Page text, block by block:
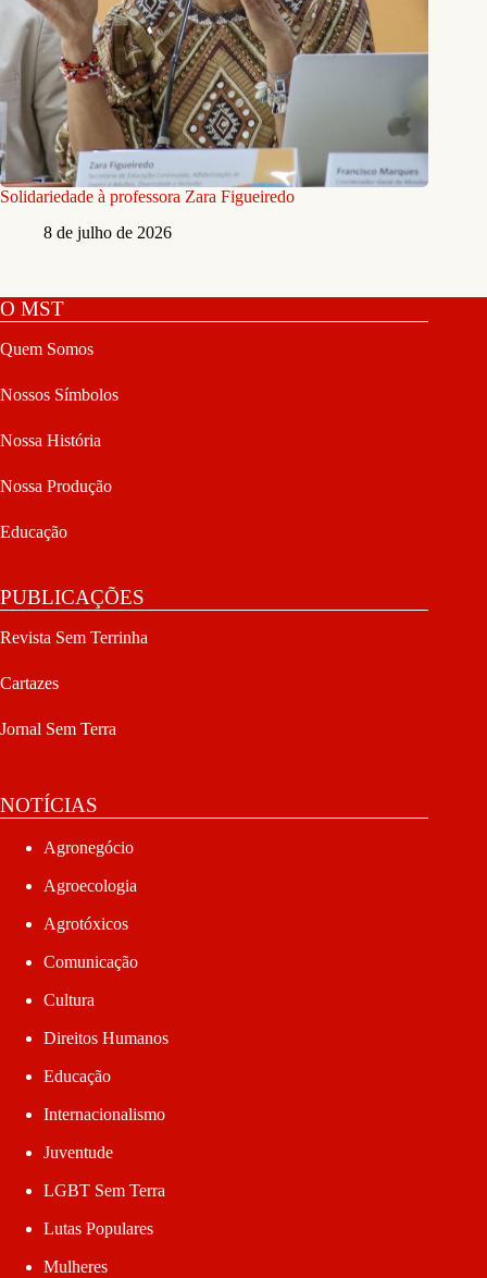
Solidariedade à professora Zara Figueiredo
8 de julho de 2026
O MST
Quem Somos
Nossos Símbolos
Nossa História
Nossa Produção
Educação
PUBLICAÇÕES
Revista Sem Terrinha
Cartazes
Jornal Sem Terra
NOTÍCIAS
Agronegócio
Agroecologia
Agrotóxicos
Comunicação
Cultura
Direitos Humanos
Educação
Internacionalismo
Juventude
LGBT Sem Terra
Lutas Populares
Mulheres